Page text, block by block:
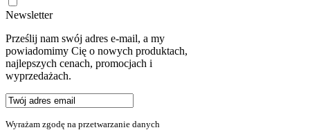
Newsletter
Prześlij nam swój adres e-mail, a my
powiadomimy Cię o nowych produktach,
najlepszych cenach, promocjach i
wyprzedażach.
Wyrażam zgodę na przetwarzanie danych